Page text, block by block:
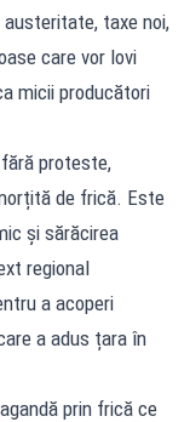
taxe noi,
care vor lovi
micii producători
proteste,
de frică. Este
și sărăcirea
regional
a acoperi
a adus țara în
prin frică ce